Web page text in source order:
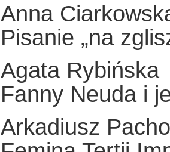
Anna
Pisanie „na
Agata Rybińska
Fanny Neuda i
Arkadiusz